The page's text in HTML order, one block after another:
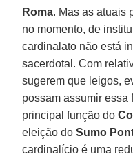
Roma. Mas as atuais
no momento, de
cardinalato não está
sacerdotal. Com
sugerem que leigos,
possam assumir essa
principal função do
eleição doSumo
cardinalício é uma